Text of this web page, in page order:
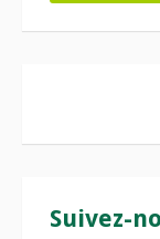
Suivez-